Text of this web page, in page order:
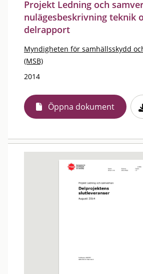
Projekt Ledning och
nulägesbeskrivning teknik
delrapport
Myndigheten för samhällsskydd
(MSB)
2014
Öppna dokument